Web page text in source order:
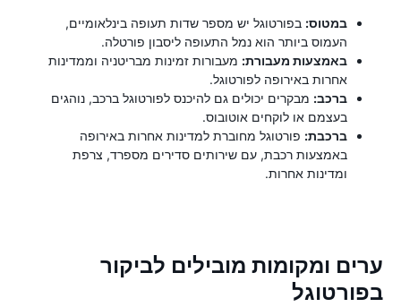
במטוס: בפורטוגל יש מספר שדות תעופה בינלאומיים,
העמוס ביותר הוא נמל התעופה ליסבון פורטלה.
באמצעות מעבורת: מעבורות זמינות מבריטניה וממדינות
אחרות באירופה לפורטוגל.
ברכב: מבקרים יכולים גם להיכנס לפורטוגל ברכב, נוהגים
בעצמם או לוקחים אוטובוס.
ברכבת: פורטוגל מחוברת למדינות אחרות באירופה
באמצעות רכבת, עם שירותים סדירים מספרד, צרפת
ומדינות אחרות.
ערים ומקומות מובילים לביקור
בפורטוגל